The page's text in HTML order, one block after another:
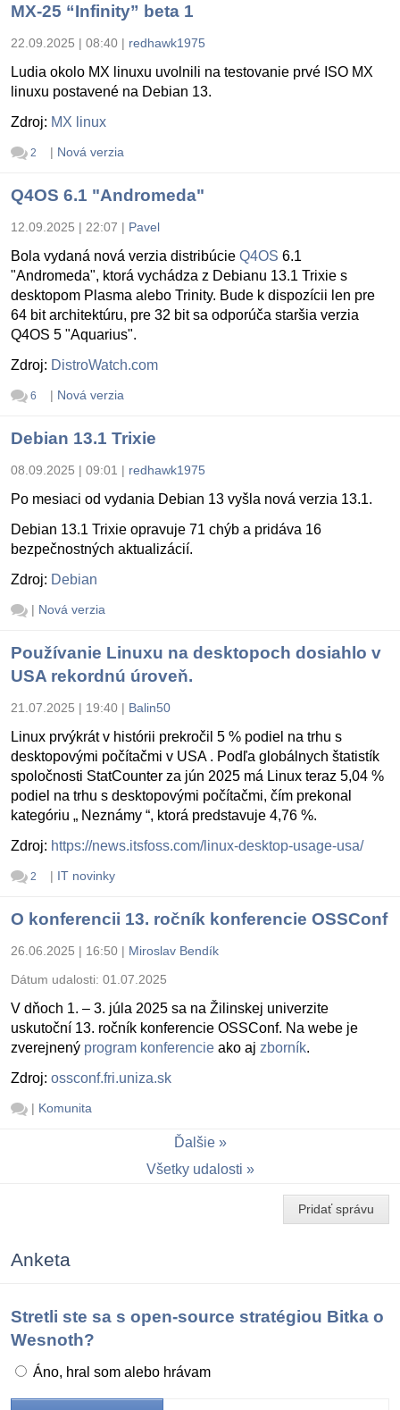
MX-25 “Infinity” beta 1
22.09.2025 | 08:40 | redhawk1975
Ludia okolo MX linuxu uvolnili na testovanie prvé ISO MX
linuxu postavené na Debian 13.
Zdroj: MX linux
2 | Nová verzia
Q4OS 6.1 "Andromeda"
12.09.2025 | 22:07 | Pavel
Bola vydaná nová verzia distribúcie Q4OS 6.1
"Andromeda", ktorá vychádza z Debianu 13.1 Trixie s
desktopom Plasma alebo Trinity. Bude k dispozícii len pre
64 bit architektúru, pre 32 bit sa odporúča staršia verzia
Q4OS 5 "Aquarius".
Zdroj: DistroWatch.com
6 | Nová verzia
Debian 13.1 Trixie
08.09.2025 | 09:01 | redhawk1975
Po mesiaci od vydania Debian 13 vyšla nová verzia 13.1.
Debian 13.1 Trixie opravuje 71 chýb a pridáva 16
bezpečnostných aktualizácií.
Zdroj: Debian
| Nová verzia
Používanie Linuxu na desktopoch dosiahlo v
USA rekordnú úroveň.
21.07.2025 | 19:40 | Balin50
Linux prvýkrát v histórii prekročil 5 % podiel na trhu s
desktopovými počítačmi v USA . Podľa globálnych štatistík
spoločnosti StatCounter za jún 2025 má Linux teraz 5,04 %
podiel na trhu s desktopovými počítačmi, čím prekonal
kategóriu „ Neznámy “, ktorá predstavuje 4,76 %.
Zdroj: https://news.itsfoss.com/linux-desktop-usage-usa/
2 | IT novinky
O konferencii 13. ročník konferencie OSSConf
26.06.2025 | 16:50 | Miroslav Bendík
Dátum udalosti: 01.07.2025
V dňoch 1. – 3. júla 2025 sa na Žilinskej univerzite
uskutoční 13. ročník konferencie OSSConf. Na webe je
zverejnený program konferencie ako aj zborník.
Zdroj: ossconf.fri.uniza.sk
| Komunita
Ďalšie
Všetky udalosti
Pridať správu
Anketa
Stretli ste sa s open-source stratégiou Bitka o
Wesnoth?
Áno, hral som alebo hrávam